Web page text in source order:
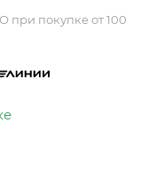
при покупке от 100